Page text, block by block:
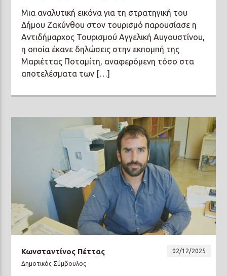
Μια αναλυτική εικόνα για τη στρατηγική του
Δήμου Ζακύνθου στον τουρισμό παρουσίασε η
Αντιδήμαρχος Τουρισμού Αγγελική Αυγουστίνου,
η οποία έκανε δηλώσεις στην εκπομπή της
Μαριέττας Ποταμίτη, αναφερόμενη τόσο στα
αποτελέσματα των […]
Κωνσταντίνος Πέττας
02/12/2025
Δημοτικός Σύμβουλος